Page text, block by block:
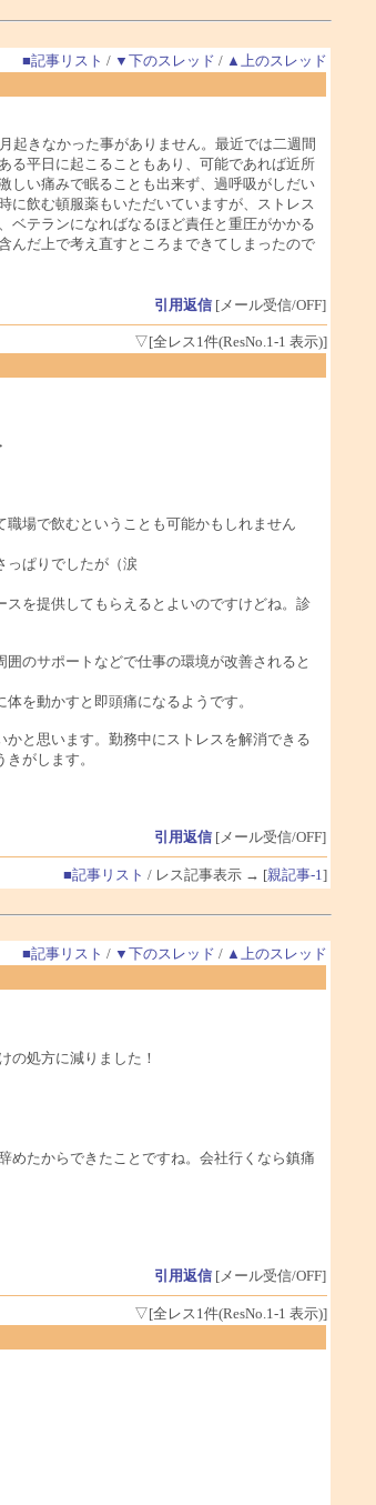
■記事リスト / ▼下のスレッド / ▲上のスレッド
起きなかった事がありません。最近では二週間
る平日に起こることもあり、可能であれば近所
しい痛みで眠ることも出来ず、過呼吸がしだい
に飲む頓服薬もいただいていますが、ストレス
ベテランになればなるほど責任と重圧がかかる
んだ上で考え直すところまできてしまったので
引用返信[メール受信/OFF]
▽[全レス1件(ResNo.1-1 表示)]
場で飲むということも可能かもしれません
っぱりでしたが（涙
を提供してもらえるとよいのですけどね。診
のサポートなどで仕事の環境が改善されると
を動かすと即頭痛になるようです。
と思います。勤務中にストレスを解消できる
がします。
引用返信[メール受信/OFF]
■記事リスト / レス記事表示 → [親記事-1 ]
■記事リスト / ▼下のスレッド / ▲上のスレッド
の処方に減りました！
めたからできたことですね。会社行くなら鎮痛
引用返信[メール受信/OFF]
▽[全レス1件(ResNo.1-1 表示)]